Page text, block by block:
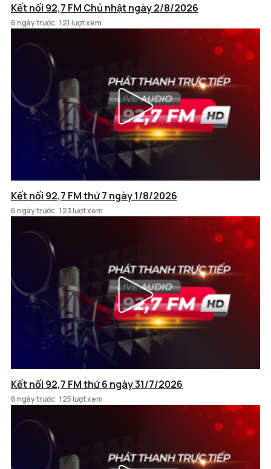
Kết nối 92,7 FM Chủ nhật ngày 2/8/2026
6 ngày trước 121 lượt xem
Kết nối 92,7 FM thứ 7 ngày 1/8/2026
6 ngày trước 123 lượt xem
Kết nối 92,7 FM thứ 6 ngày 31/7/2026
6 ngày trước 125 lượt xem